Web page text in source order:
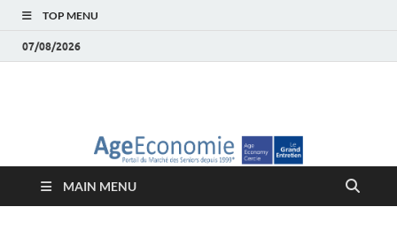
TOP MENU
07/08/2026
économie – Marché
des Seniors
MAIN MENU